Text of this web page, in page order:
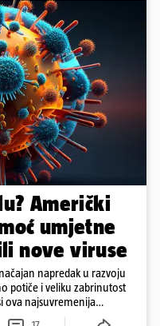
Američki
umjetne
nove viruse
napredak u razvoju
potiče i veliku zabrinutost
ova najsuvremenija